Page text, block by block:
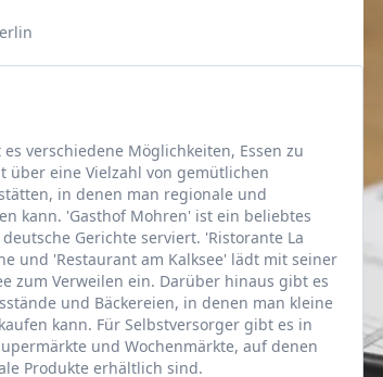
verschiedene Möglichkeiten, Essen zu
über eine Vielzahl von gemütlichen
in denen man regionale und
kann. 'Gasthof Mohren' ist ein beliebtes
Gerichte serviert. 'Ristorante La
und 'Restaurant am Kalksee' lädt mit seiner
zum Verweilen ein. Darüber hinaus gibt es
und Bäckereien, in denen man kleine
kann. Für Selbstversorger gibt es in
und Wochenmärkte, auf denen
Produkte erhältlich sind.